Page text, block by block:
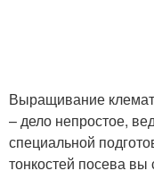
Выращивание
– дело непростое,
специальной
тонкостей посева вы